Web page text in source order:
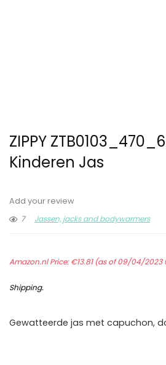
ZIPPY
Kinderen Jas
Add your review
7
Jassen, jacks and bodywarmers
Amazon.nl Price:€13.81(as of 09/04/2023
Shipping.
Gewatteerde jas met capuchon,